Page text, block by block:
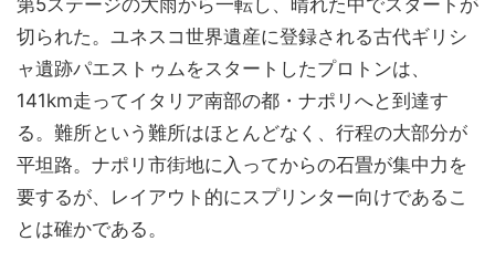
第5ステージの大雨から一転し、晴れた中でスタートが
切られた。ユネスコ世界遺産に登録される古代ギリシ
ャ遺跡パエストゥムをスタートしたプロトンは、
141km走ってイタリア南部の都・ナポリへと到達す
る。難所という難所はほとんどなく、行程の大部分が
平坦路。ナポリ市街地に入ってからの石畳が集中力を
要するが、レイアウト的にスプリンター向けであるこ
とは確かである。